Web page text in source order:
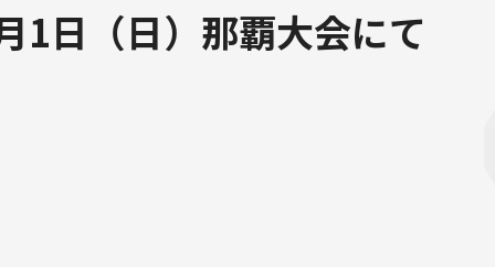
1日（日）那覇大会にて